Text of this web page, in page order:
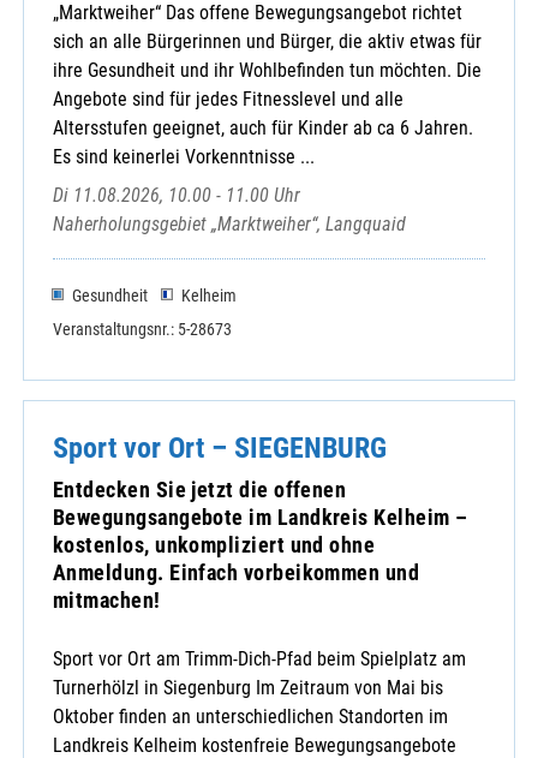
„Marktweiher“ Das offene Bewegungsangebot richtet
sich an alle Bürgerinnen und Bürger, die aktiv etwas für
ihre Gesundheit und ihr Wohlbefinden tun möchten. Die
Angebote sind für jedes Fitnesslevel und alle
Altersstufen geeignet, auch für Kinder ab ca 6 Jahren.
Es sind keinerlei Vorkenntnisse ...
Di 11.08.2026, 10.00 - 11.00 Uhr
Naherholungsgebiet „Marktweiher“, Langquaid
Gesundheit
Kelheim
Veranstaltungsnr.: 5-28673
Sport vor Ort – SIEGENBURG
Entdecken Sie jetzt die offenen
Bewegungsangebote im Landkreis Kelheim –
kostenlos, unkompliziert und ohne
Anmeldung. Einfach vorbeikommen und
mitmachen!
Sport vor Ort am Trimm-Dich-Pfad beim Spielplatz am
Turnerhölzl in Siegenburg Im Zeitraum von Mai bis
Oktober finden an unterschiedlichen Standorten im
Landkreis Kelheim kostenfreie Bewegungsangebote